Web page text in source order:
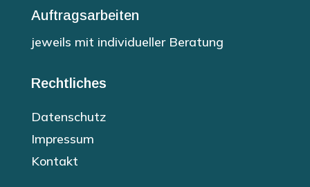
Auftragsarbeiten
jeweils mit individueller Beratung
Rechtliches
Datenschutz
Impressum
Kontakt